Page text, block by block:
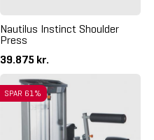
Nautilus Instinct Shoulder
Press
39.875 kr.
SPAR 61%